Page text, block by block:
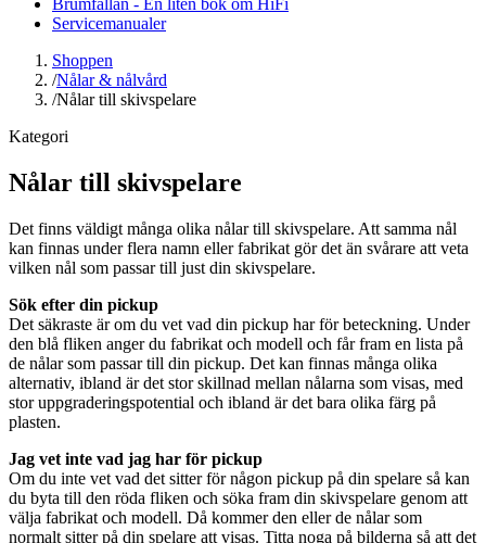
Servicemanualer
Shoppen
/Nålar & nålvård
/Nålar till skivspelare
Kategori
Nålar till skivspelare
Det finns väldigt många olika nålar till skivspelare. Att samma nål
kan finnas under flera namn eller fabrikat gör det än svårare att veta
vilken nål som passar till just din skivspelare.
Sök efter din pickup
Det säkraste är om du vet vad din pickup har för beteckning. Under
den blå fliken anger du fabrikat och modell och får fram en lista på
de nålar som passar till din pickup. Det kan finnas många olika
alternativ, ibland är det stor skillnad mellan nålarna som visas, med
stor uppgraderingspotential och ibland är det bara olika färg på
plasten.
Jag vet inte vad jag har för pickup
Om du inte vet vad det sitter för någon pickup på din spelare så kan
du byta till den röda fliken och söka fram din skivspelare genom att
välja fabrikat och modell. Då kommer den eller de nålar som
normalt sitter på din spelare att visas. Titta noga på bilderna så att det